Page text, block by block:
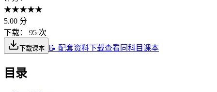
★★★★★
5.00 分
下载：
95 次
下载课本 📝 配套资料下载查看同科目课本
目录